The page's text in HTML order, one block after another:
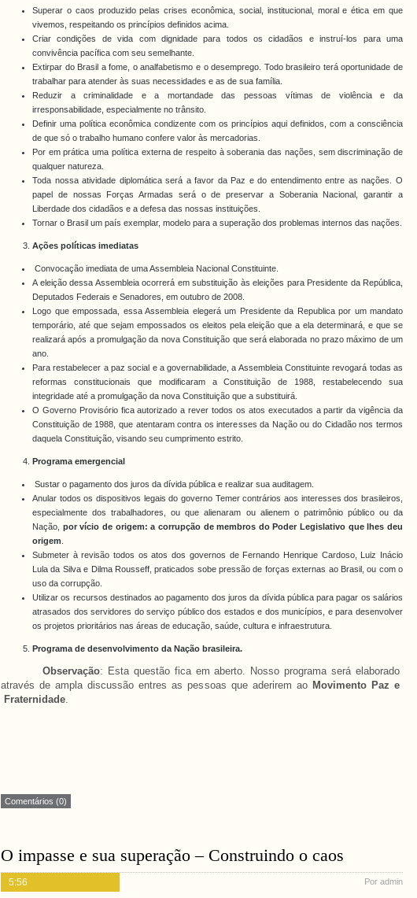
Superar o caos produzido pelas crises econômica, social, institucional, moral e ética em que
vivemos, respeitando os princípios definidos acima.
Criar condições de vida com dignidade para todos os cidadãos e instruí-los para uma
convivência pacífica com seu semelhante.
Extirpar do Brasil a fome, o analfabetismo e o desemprego. Todo brasileiro terá oportunidade de
trabalhar para atender às suas necessidades e as de sua família.
Reduzir a criminalidade e a mortandade das pessoas vítimas de violência e da
irresponsabilidade, especialmente no trânsito.
Definir uma política econômica condizente com os princípios aqui definidos, com a consciência
de que só o trabalho humano confere valor às mercadorias.
Por em prática uma política externa de respeito à soberania das nações, sem discriminação de
qualquer natureza.
Toda nossa atividade diplomática será a favor da Paz e do entendimento entre as nações. O
papel de nossas Forças Armadas será o de preservar a Soberania Nacional, garantir a
Liberdade dos cidadãos e a defesa das nossas instituições.
Tornar o Brasil um país exemplar, modelo para a superação dos problemas internos das nações.
Ações políticas imediatas
Convocação imediata de uma Assembleia Nacional Constituinte.
A eleição dessa Assembleia ocorrerá em substituição às eleições para Presidente da República,
Deputados Federais e Senadores, em outubro de 2008.
Logo que empossada, essa Assembleia elegerá um Presidente da Republica por um mandato
temporário, até que sejam empossados os eleitos pela eleição que a ela determinará, e que se
realizará após a promulgação da nova Constituição que será elaborada no prazo máximo de um
ano.
Para restabelecer a paz social e a governabilidade, a Assembleia Constituinte revogará todas as
reformas constitucionais que modificaram a Constituição de 1988, restabelecendo sua
integridade até a promulgação da nova Constituição que a substituirá.
O Governo Provisório fica autorizado a rever todos os atos executados a partir da vigência da
Constituição de 1988, que atentaram contra os interesses da Nação ou do Cidadão nos termos
daquela Constituição, visando seu cumprimento estrito.
Programa emergencial
Sustar o pagamento dos juros da dívida pública e realizar sua auditagem.
Anular todos os dispositivos legais do governo Temer contrários aos interesses dos brasileiros,
especialmente dos trabalhadores, ou que alienaram ou alienem o patrimônio público ou da
Nação, por vício de origem: a corrupção de membros do Poder Legislativo que lhes deu
origem
Submeter à revisão todos os atos dos governos de Fernando Henrique Cardoso, Luiz Inácio
Lula da Silva e Dilma Rousseff, praticados sobe pressão de forças externas ao Brasil, ou com o
uso da corrupção.
Utilizar os recursos destinados ao pagamento dos juros da dívida pública para pagar os salários
atrasados dos servidores do serviço público dos estados e dos municípios, e para desenvolver
os projetos prioritários nas áreas de educação, saúde, cultura e infraestrutura.
Programa de desenvolvimento da Nação brasileira.
Observação: Esta questão fica em aberto. Nosso programa será elaborado
através de ampla discussão entres as pessoas que aderirem ao Movimento Paz e
Fraternidade.
Comentários (0)
O impasse e sua superação – Construindo o caos
5:56 Por admin